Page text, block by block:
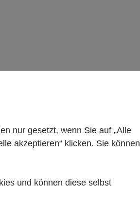
nur gesetzt, wenn Sie auf „Alle
akzeptieren“ klicken. Sie können
und können diese selbst